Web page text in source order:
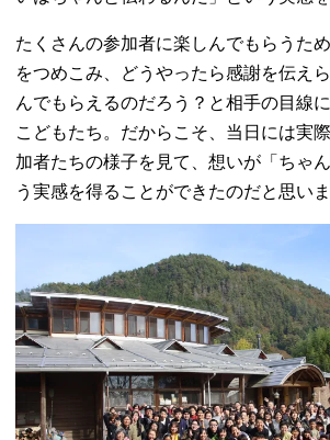
たくさんの参加者に楽しんでもらうた
をつめこみ 、どうやったら感謝を伝え
んでもらえるのだろう？と相手の目線
こどもたち。だから こそ、当日には実
加者たちの様子を見て、想いが「ちゃ
う実感を得ることができたのだと思いま